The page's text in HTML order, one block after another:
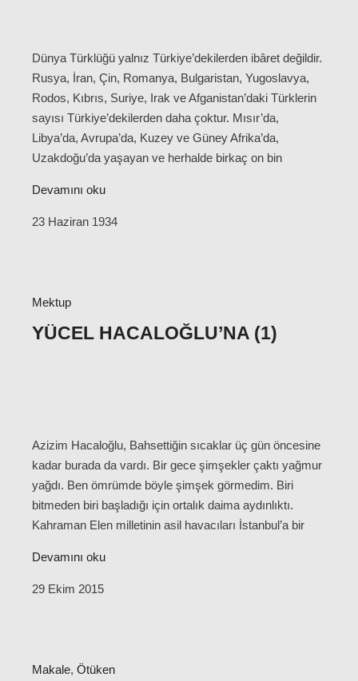
Dünya Türklüğü yalnız Türkiye’dekilerden ibâret değildir.
Rusya, İran, Çin, Romanya, Bulgaristan, Yugoslavya,
Rodos, Kıbrıs, Suriye, Irak ve Afganistan’daki Türklerin
sayısı Türkiye’dekilerden daha çoktur. Mısır’da,
Libya’da, Avrupa’da, Kuzey ve Güney Afrika’da,
Uzakdoğu’da yaşayan ve herhalde birkaç on bin
Devamını oku
23 Haziran 1934
Mektup
YÜCEL HACALOĞLU’NA (1)
Azizim Hacaloğlu, Bahsettiğin sıcaklar üç gün öncesine
kadar burada da vardı. Bir gece şimşekler çaktı yağmur
yağdı. Ben ömrümde böyle şimşek görmedim. Biri
bitmeden biri başladığı için ortalık daima aydınlıktı.
Kahraman Elen milletinin asil havacıları İstanbul’a bir
Devamını oku
29 Ekim 2015
Makale, Ötüken